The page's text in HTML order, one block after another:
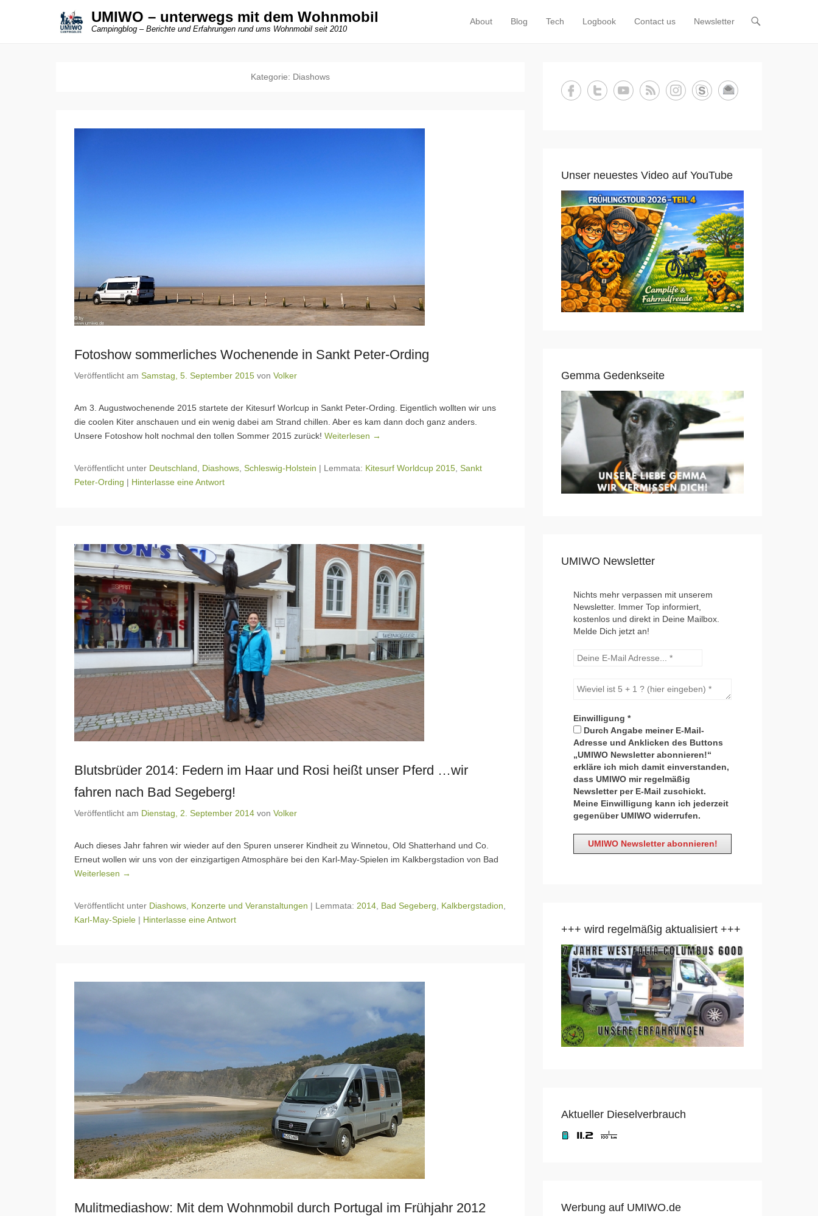
UMIWO – unterwegs mit dem Wohnmobil
Campingblog – Berichte und Erfahrungen rund ums Wohnmobil seit 2010
Primäres Menü
Zum Inhalt springen
About Blog Tech Logbook Contact us Newsletter
Kategorie: Diashows
Fotoshow sommerliches Wochenende in Sankt Peter-Ording
Veröffentlicht am Samstag, 5. September 2015 von Volker
Am 3. Augustwochenende 2015 startete der Kitesurf Worlcup in Sankt Peter-Ording. Eigentlich wollten wir uns
die coolen Kiter anschauen und ein wenig dabei am Strand chillen. Aber es kam dann doch ganz anders.
Unsere Fotoshow holt nochmal den tollen Sommer 2015 zurück! Weiterlesen →
Veröffentlicht unter Deutschland Diashows Schleswig-Holstein | Lemmata: Kitesurf Worldcup 2015 Sankt
Peter-Ording | Hinterlasse eine Antwort
Blutsbrüder 2014: Federn im Haar und Rosi heißt unser Pferd …wir
fahren nach Bad Segeberg!
Veröffentlicht am Dienstag, 2. September 2014 von Volker
Auch dieses Jahr fahren wir wieder auf den Spuren unserer Kindheit zu Winnetou, Old Shatterhand und Co.
Erneut wollen wir uns von der einzigartigen Atmosphäre bei den Karl-May-Spielen im Kalkbergstadion von Bad
Weiterlesen →
Veröffentlicht unter Diashows Konzerte und Veranstaltungen | Lemmata: 2014 Bad Segeberg Kalkbergstadion
Karl-May-Spiele | Hinterlasse eine Antwort
Mulitmediashow: Mit dem Wohnmobil durch Portugal im Frühjahr 2012
Unser neuestes Video auf YouTube
Gemma Gedenkseite
UMIWO Newsletter
Nichts mehr verpassen mit unserem
Newsletter. Immer Top informiert,
kostenlos und direkt in Deine Mailbox.
Melde Dich jetzt an!
Einwilligung *
Durch Angabe meiner E-Mail-
Adresse und Anklicken des Buttons
„UMIWO Newsletter abonnieren!“
erkläre ich mich damit einverstanden,
dass UMIWO mir regelmäßig
Newsletter per E-Mail zuschickt.
Meine Einwilligung kann ich jederzeit
gegenüber UMIWO widerrufen.
+++ wird regelmäßig aktualisiert +++
Aktueller Dieselverbrauch
Werbung auf UMIWO.de